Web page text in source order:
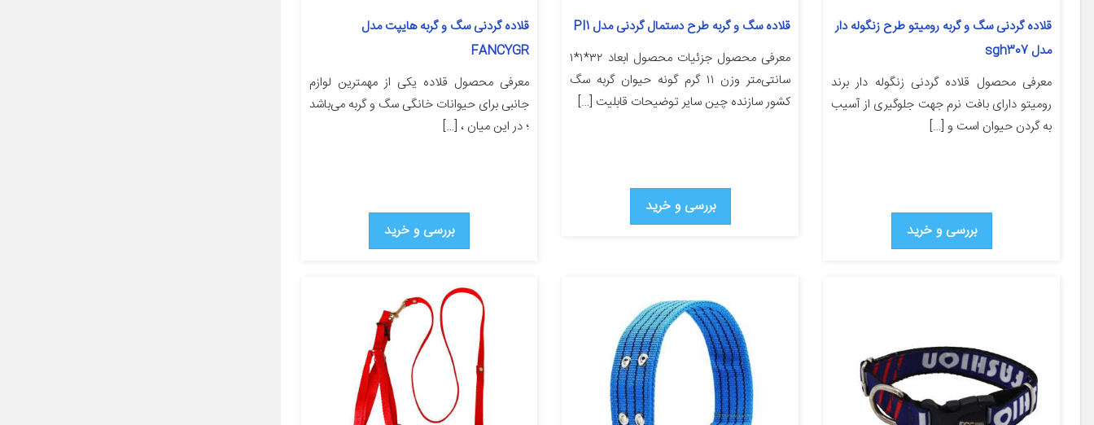
قلاده گردنی سگ و گربه روميتو طرح زنگوله دار
مدل sgh307
معرفی محصول قلاده گردنی زنگوله دار برند
رومیتو دارای بافت نرم جهت جلوگیری از آسیب
به گردن حیوان است و […]
بررسی و خرید
قلاده سگ و گربه طرح دستمال گردنی مدل PI1
معرفی محصول جزئیات محصول ابعاد ۳۲*۱*۱
سانتی‌متر وزن ۱۱ گرم گونه حیوان گربه سگ
کشور سازنده چین سایر توضیحات قابلیت […]
بررسی و خرید
قلاده گردنی سگ و گربه هایپت مدل
FANCYGR
معرفی محصول قلاده یکی از مهمترین لوازم
جانبی برای حیوانات خانگی سگ و گربه می‌باشد
؛ در این میان ، […]
بررسی و خرید